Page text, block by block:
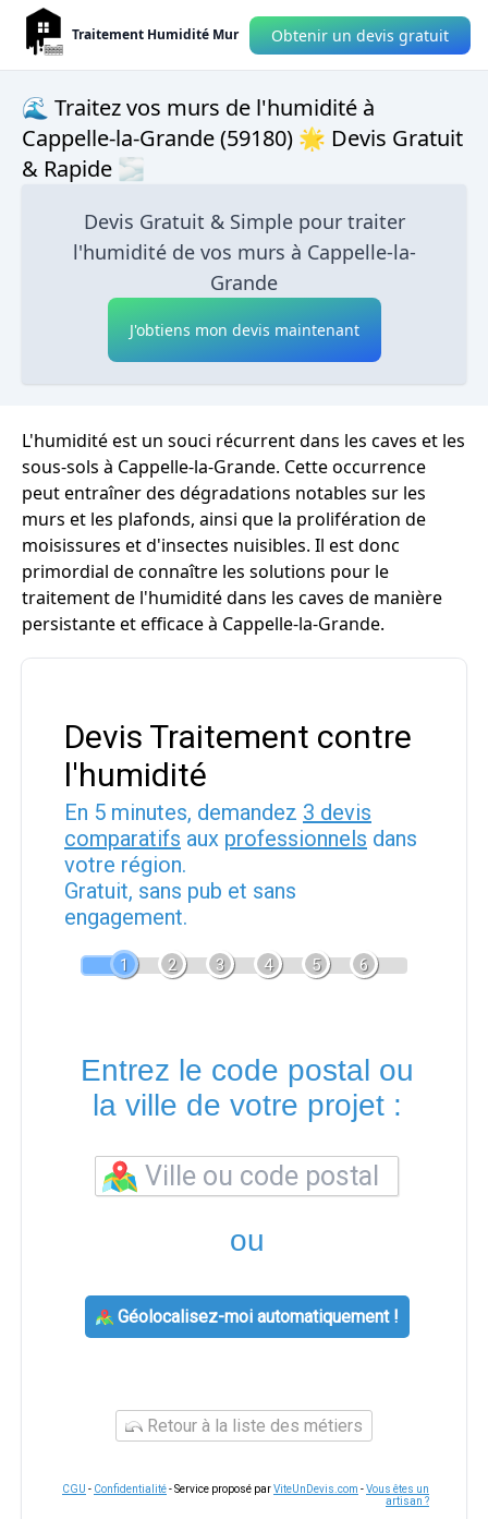
Traitement Humidité Mur Obtenir un devis gratuit
🌊 Traitez vos murs de l'humidité à
Cappelle-la-Grande (59180) 🌟 Devis Gratuit
& Rapide 🌫
Devis Gratuit & Simple pour traiter
l'humidité de vos murs à Cappelle-la-
Grande
J'obtiens mon devis maintenant
L'humidité est un souci récurrent dans les caves et les
sous-sols à Cappelle-la-Grande. Cette occurrence
peut entraîner des dégradations notables sur les
murs et les plafonds, ainsi que la prolifération de
moisissures et d'insectes nuisibles. Il est donc
primordial de connaître les solutions pour le
traitement de l'humidité dans les caves de manière
persistante et efficace à Cappelle-la-Grande.
Devis Traitement contre
l'humidité
En 5 minutes, demandez 3 devis
comparatifs aux professionnels dans
votre région.
Gratuit, sans pub et sans
engagement.
1 2 3 4 5 6
Entrez le code postal ou
la ville de votre projet :
ou
Géolocalisez-moi automatiquement !
Retour à la liste des métiers
CGU - Confidentialité- Service proposé parViteUnDevis.com -Vous êtes un
artisan ?